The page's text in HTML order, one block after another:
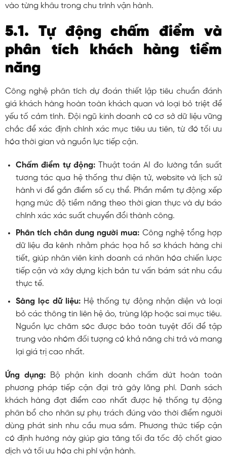
vào từng khâu trong chu trình vận hành.
5.1. Tự động chấm điểm và
phân tích khách hàng tiềm
năng
Công nghệ phân tích dự đoán thiết lập tiêu chuẩn đánh
giá khách hàng hoàn toàn khách quan và loại bỏ triệt để
yếu tố cảm tính. Đội ngũ kinh doanh có cơ sở dữ liệu vững
chắc để xác định chính xác mục tiêu ưu tiên, từ đó tối ưu
hóa thời gian và nguồn lực tiếp cận.
Chấm điểm tự động:Thuật toán AI đo lường tần suất
tương tác qua hệ thống thư điện tử, website và lịch sử
hành vi để gắn điểm số cụ thể. Phần mềm tự động xếp
hạng mức độ tiềm năng theo thời gian thực và dự báo
chính xác xác suất chuyển đổi thành công.
Phân tích chân dung người mua: Công nghệ tổng hợp
dữ liệu đa kênh nhằm phác họa hồ sơ khách hàng chi
tiết, giúp nhân viên kinh doanh cá nhân hóa chiến lược
tiếp cận và xây dựng kịch bản tư vấn bám sát nhu cầu
thực tế.
Sàng lọc dữ liệu: Hệ thống tự động nhận diện và loại
bỏ các thông tin liên hệ ảo, trùng lặp hoặc sai mục tiêu.
Nguồn lực chăm sóc được bảo toàn tuyệt đối để tập
trung vào nhóm đối tượng có khả năng chi trả và mang
lại giá trị cao nhất.
Ứng dụng:Bộ phận kinh doanh chấm dứt hoàn toàn
phương pháp tiếp cận đại trà gây lãng phí. Danh sách
khách hàng đạt điểm cao nhất được hệ thống tự động
phân bổ cho nhân sự phụ trách đúng vào thời điểm người
dùng phát sinh nhu cầu mua sắm. Phương thức tiếp cận
có định hướng này giúp gia tăng tối đa tốc độ chốt giao
dịch và tối ưu hóa chi phí vận hành.